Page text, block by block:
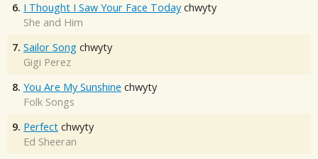
6. I Thought I Saw Your Face Today chwyty
She and Him
7. Sailor Song chwyty
Gigi Perez
8. You Are My Sunshine chwyty
Folk Songs
9. Perfect chwyty
Ed Sheeran